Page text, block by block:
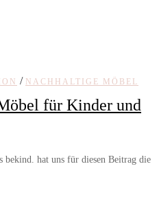
/ NACHHALTIGE MÖBEL
für Kinder und
hat uns für diesen Beitrag die